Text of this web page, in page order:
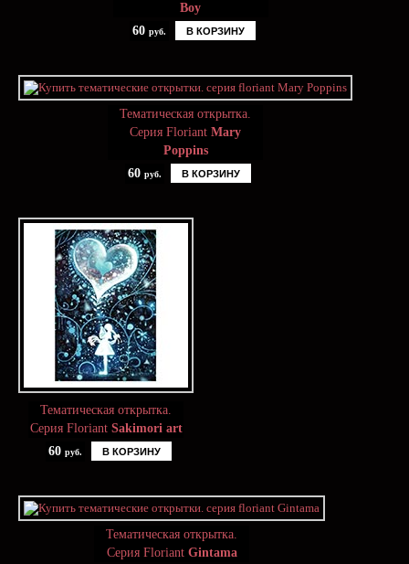
Boy
60 руб. В КОРЗИНУ
Тематическая открытка.
Серия Floriant Mary
Poppins
60 руб. В КОРЗИНУ
Тематическая открытка.
Серия Floriant Sakimori art
60 руб. В КОРЗИНУ
Тематическая открытка.
Серия Floriant Gintama